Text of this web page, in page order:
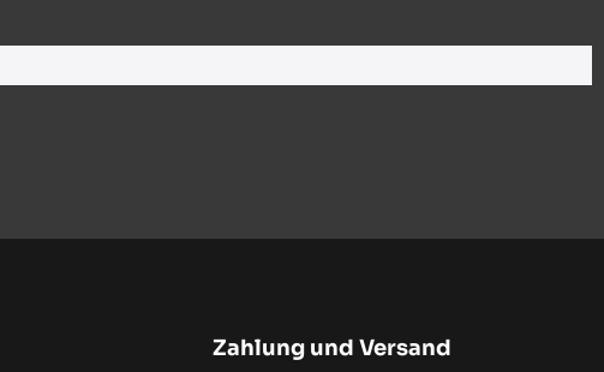
Zahlung und Versand